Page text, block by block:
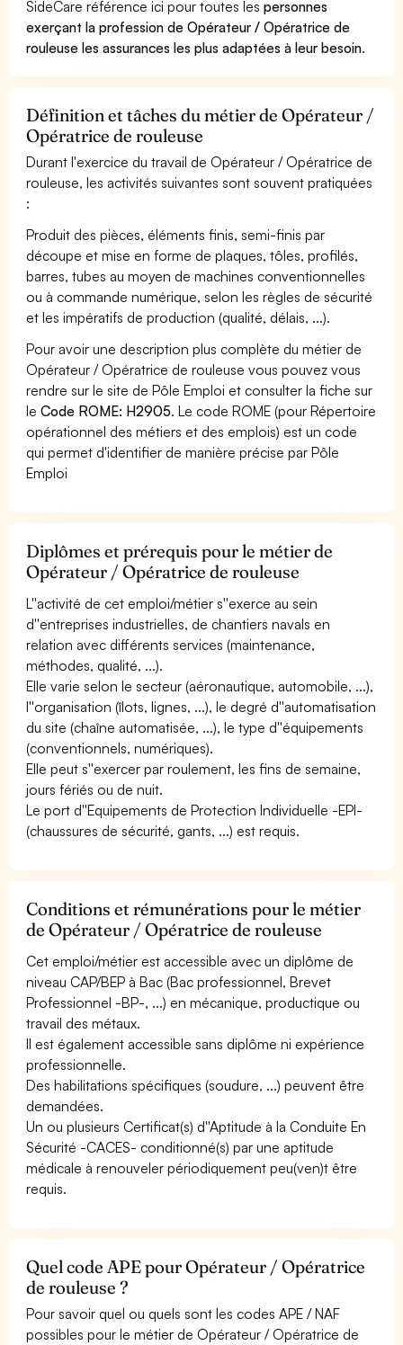
SideCare référence ici pour toutes lespersonnes
exerçant la profession de Opérateur / Opératrice de
rouleuse les assurances les plus adaptées à leur besoin.
Définition et tâches du métier de Opérateur /
Opératrice de rouleuse
Durant l'exercice du travail de Opérateur / Opératrice de
rouleuse, les activités suivantes sont souvent pratiquées
:
Produit des pièces, éléments finis, semi-finis par
découpe et mise en forme de plaques, tôles, profilés,
barres, tubes au moyen de machines conventionnelles
ou à commande numérique, selon les règles de sécurité
et les impératifs de production (qualité, délais, ...).
Pour avoir une description plus complète du métier de
Opérateur / Opératrice de rouleuse vous pouvez vous
rendre sur le site de Pôle Emploi et consulter la fiche sur
leCode ROME: H2905. Le code ROME (pour Répertoire
opérationnel des métiers et des emplois) est un code
qui permet d'identifier de manière précise par Pôle
Emploi
Diplômes et prérequis pour le métier de
Opérateur / Opératrice de rouleuse
L''activité de cet emploi/métier s''exerce au sein
d''entreprises industrielles, de chantiers navals en
relation avec différents services (maintenance,
méthodes, qualité, ...).
Elle varie selon le secteur (aéronautique, automobile, ...),
l''organisation (îlots, lignes, ...), le degré d''automatisation
du site (chaîne automatisée, ...), le type d''équipements
(conventionnels, numériques).
Elle peut s''exercer par roulement, les fins de semaine,
jours fériés ou de nuit.
Le port d''Equipements de Protection Individuelle -EPI-
(chaussures de sécurité, gants, ...) est requis.
Conditions et rémunérations pour le métier
de Opérateur / Opératrice de rouleuse
Cet emploi/métier est accessible avec un diplôme de
niveau CAP/BEP à Bac (Bac professionnel, Brevet
Professionnel -BP-, ...) en mécanique, productique ou
travail des métaux.
Il est également accessible sans diplôme ni expérience
professionnelle.
Des habilitations spécifiques (soudure, ...) peuvent être
demandées.
Un ou plusieurs Certificat(s) d''Aptitude à la Conduite En
Sécurité -CACES- conditionné(s) par une aptitude
médicale à renouveler périodiquement peu(ven)t être
requis.
Quel code APE pour Opérateur / Opératrice
de rouleuse ?
Pour savoir quel ou quels sont les codes APE / NAF
possibles pour le métier de Opérateur / Opératrice de